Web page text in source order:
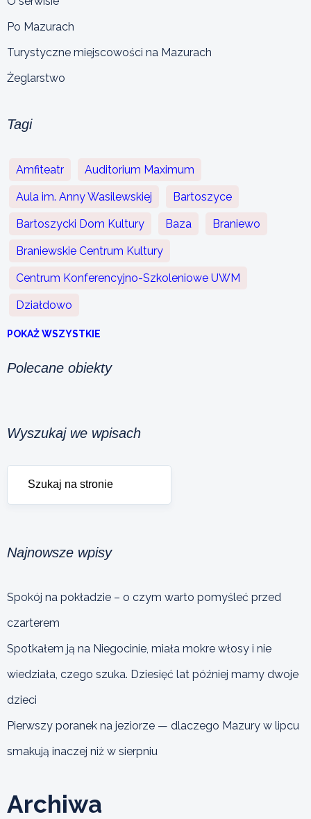
Po Mazurach
Turystyczne miejscowości na Mazurach
Żeglarstwo
Tagi
Amfiteatr Auditorium Maximum
Aula im. Anny Wasilewskiej Bartoszyce
Bartoszycki Dom Kultury Baza Braniewo
Braniewskie Centrum Kultury
Centrum Konferencyjno-Szkoleniowe UWM
Działdowo
POKAŻ WSZYSTKIE
Polecane obiekty
Wyszukaj we wpisach
Najnowsze wpisy
Spokój na pokładzie – o czym warto pomyśleć przed
czarterem
Spotkałem ją na Niegocinie, miała mokre włosy i nie
wiedziała, czego szuka. Dziesięć lat później mamy dwoje
dzieci
Pierwszy poranek na jeziorze — dlaczego Mazury w lipcu
smakują inaczej niż w sierpniu
Archiwa